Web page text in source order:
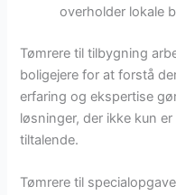
overholder lokale
Tømrere til tilbygning
boligejere for at forstå
erfaring og ekspertise
løsninger, der ikke kun
tiltalende.
Tømrere til